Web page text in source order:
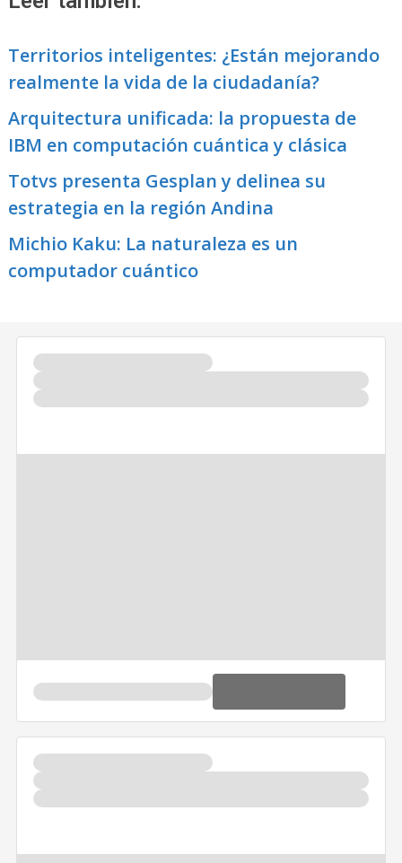
Territorios inteligentes: ¿Están mejorando
realmente la vida de la ciudadanía?
Arquitectura unificada: la propuesta de
IBM en computación cuántica y clásica
Totvs presenta Gesplan y delinea su
estrategia en la región Andina
Michio Kaku: La naturaleza es un
computador cuántico